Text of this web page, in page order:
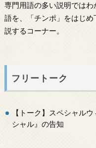
専門用語の多い説明では
語を、「チンポ」をはじ
説するコーナー。
フリートーク
【トーク】スペシャル
シャル』の告知